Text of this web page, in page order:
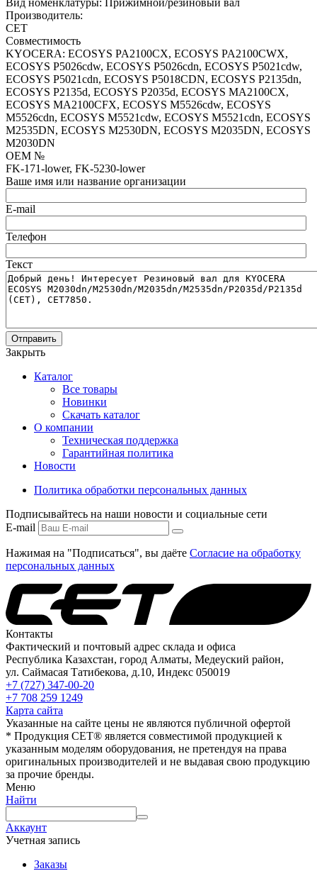
Вид номенклатуры: Прижимной/резиновый вал
Производитель:
CET
Совместимость
KYOCERA: ECOSYS PA2100CX, ECOSYS PA2100CWX,
ECOSYS P5026cdw, ECOSYS P5026cdn, ECOSYS P5021cdw,
ECOSYS P5021cdn, ECOSYS P5018CDN, ECOSYS P2135dn,
ECOSYS P2135d, ECOSYS P2035d, ECOSYS MA2100CX,
ECOSYS MA2100CFX, ECOSYS M5526cdw, ECOSYS
M5526cdn, ECOSYS M5521cdw, ECOSYS M5521cdn, ECOSYS
M2535DN, ECOSYS M2530DN, ECOSYS M2035DN, ECOSYS
M2030DN
OEM №
FK-171-lower, FK-5230-lower
Ваше имя или название организации
E-mail
Телефон
Текст
Отправить
Закрыть
Каталог
Все товары
Новинки
Скачать каталог
О компании
Техническая поддержка
Гарантийная политика
Новости
Политика обработки персональных данных
Подписывайтесь на наши новости и социальные сети
E-mail
Нажимая на "Подписаться", вы даёте Согласие на обработку
персональных данных
Контакты
Фактический и почтовый адрес склада и офиса
Республика Казахстан, город Алматы, Медеуский район,
ул. Саймасая Татибекова, д.10, Индекс 050019
+7 (727) 347-00-20
+7 708 259 1249
Карта сайта
Указанные на сайте цены не являются публичной офертой
* Продукция СЕТ® является совместимой продукцией к
указанным моделям оборудования, не претендуя на права
оригинальных производителей и не выдавая свою продукцию
за прочие бренды.
Меню
Найти
Аккаунт
Учетная запись
Заказы